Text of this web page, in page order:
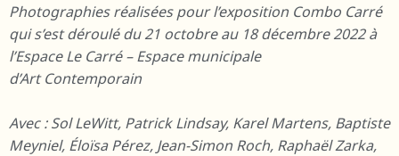
Photographies réalisées pour l’exposition Combo Carré
qui s’est déroulé du 21 octobre au 18 décembre 2022 à
l’Espace Le Carré – Espace municipale
d’ArtContemporain
Avec : Sol LeWitt, Patrick Lindsay, Karel Martens, Baptiste
Meyniel, Éloïsa Pérez, Jean-Simon Roch, Raphaël Zarka,